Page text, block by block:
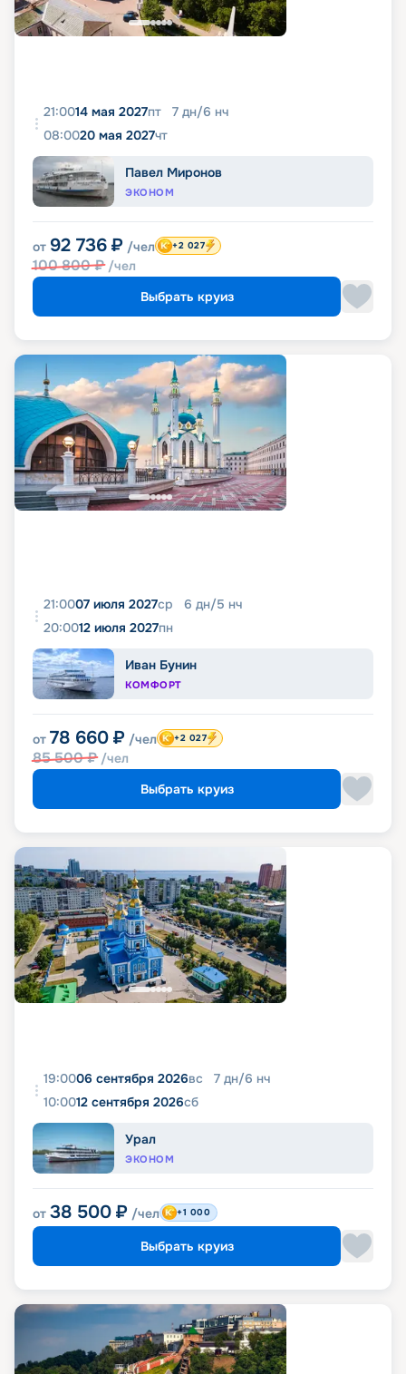
21:0014 мая 2027пт 7 дн/6 нч
08:0020 мая 2027чт
Павел Миронов
ЭКОНОМ
от 92 736 ₽ /чел
100 800₽ /чел
+2 027
Выбрать круиз
21:0007 июля 2027ср 6 дн/5 нч
20:0012 июля 2027пн
Иван Бунин
КОМФОРТ
от 78 660 ₽ /чел
85 500₽ /чел
+2 027
Выбрать круиз
19:0006 сентября 2026вс 7 дн/6 нч
10:0012 сентября 2026сб
Урал
ЭКОНОМ
от 38 500 ₽ /чел +1 000
Выбрать круиз